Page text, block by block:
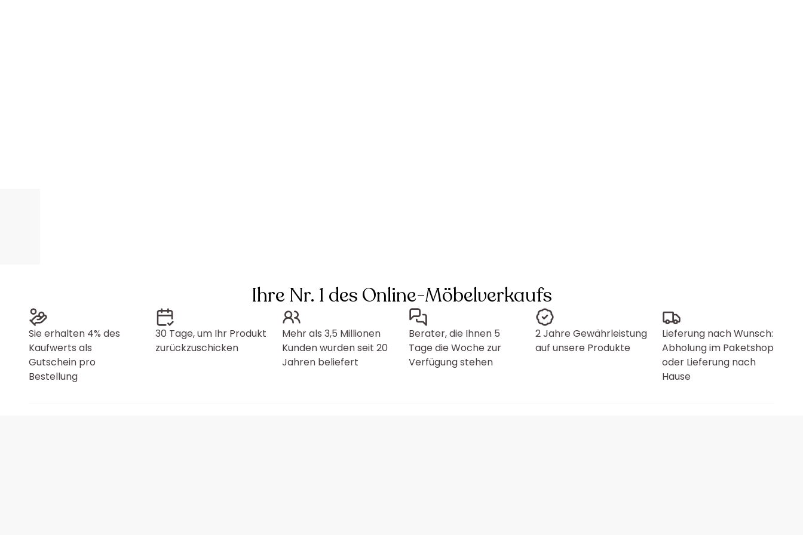
Ihre Nr. 1 des Online-Möbelverkaufs
Sie erhalten 4% des
Kaufwerts als
Gutschein pro
Bestellung
30 Tage, um Ihr Produkt
zurückzuschicken
Mehr als 3,5 Millionen
Kunden wurden seit 20
Jahren beliefert
Berater, die Ihnen 5
Tage die Woche zur
Verfügung stehen
2 Jahre Gewährleistung
auf unsere Produkte
Lieferung nach Wunsch:
Abholung im Paketshop
oder Lieferung nach
Hause